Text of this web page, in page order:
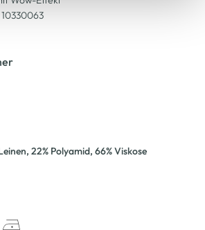
, 22% Polyamid, 66% Viskose